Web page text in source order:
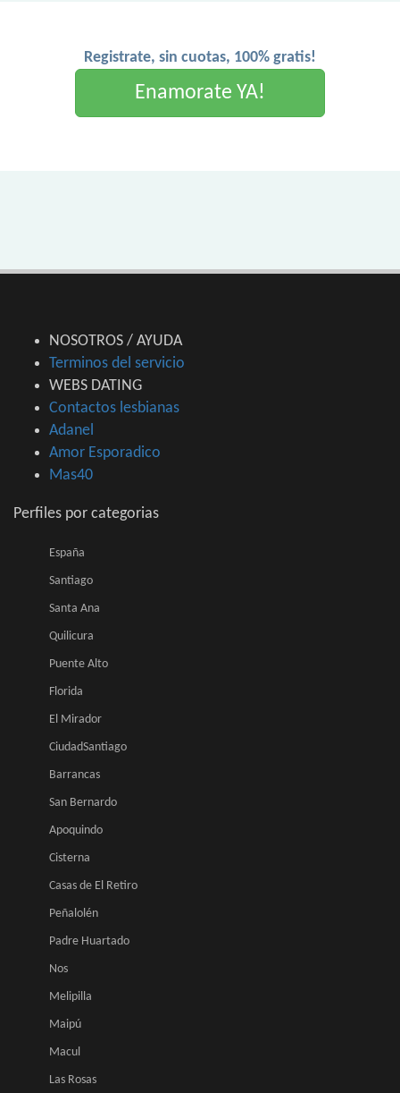
Registrate, sin cuotas, 100% gratis!
Enamorate YA!
NOSOTROS / AYUDA
Terminos del servicio
WEBS DATING
Contactos lesbianas
Adanel
Amor Esporadico
Mas40
Perfiles por categorias
España
Santiago
Santa Ana
Quilicura
Puente Alto
Florida
El Mirador
CiudadSantiago
Barrancas
San Bernardo
Apoquindo
Cisterna
Casas de El Retiro
Peñalolén
Padre Huartado
Nos
Melipilla
Maipú
Macul
Las Rosas